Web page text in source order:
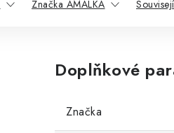
Značka AMÁLKA
Doplňkové
Značka